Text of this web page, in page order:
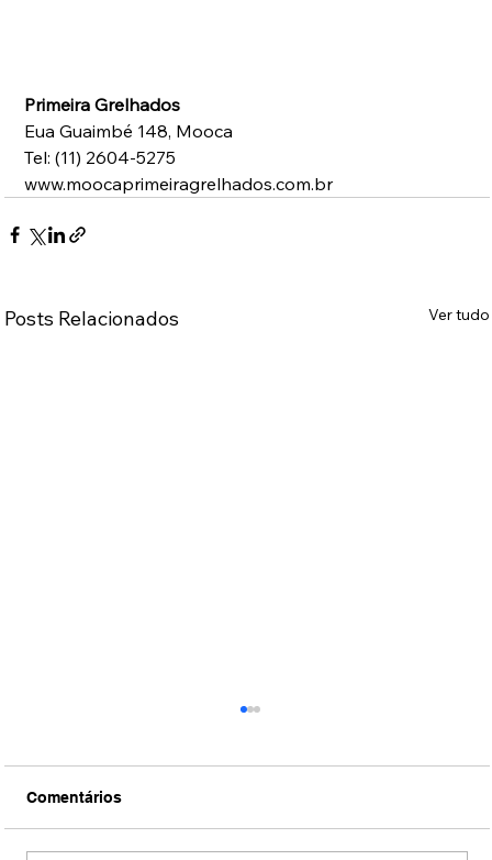
Primeira Grelhados
Eua Guaimbé 148, Mooca
Tel: (11) 2604-5275
www.moocaprimeiragrelhados.com.br
Posts Relacionados Ver tudo
Comentários